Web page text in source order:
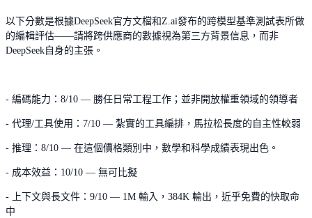
以下分數是根據DeepSeek官方文檔和Z.ai發布的跨模型基準測試表所做
的編輯評估——請將跨供應商的數據視為第三方背景信息，而非
DeepSeek自身的主張。
- 編碼能力：8/10 — 勝任日常工程工作；並非開放權重領域的領導者
- 代理/工具使用：7/10 — 紮實的工具編排，馬拉松長度的自主性較弱
- 推理：8/10 — 在這個價格類別中，數學和科學成績表現出色。
- 成本效益：10/10 — 無可比擬
- 上下文與長文件：9/10 — 1M 輸入，384K 輸出，近乎免費的快取命
中